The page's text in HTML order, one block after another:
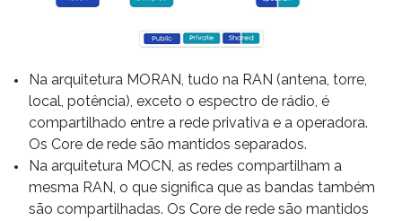
Na arquitetura MORAN, tudo na RAN (antena, torre,
local, potência), exceto o espectro de rádio, é
compartilhado entre a rede privativa e a operadora.
Os Core de rede são mantidos separados.
Na arquitetura MOCN, as redes compartilham a
mesma RAN, o que significa que as bandas também
são compartilhadas. Os Core de rede são mantidos